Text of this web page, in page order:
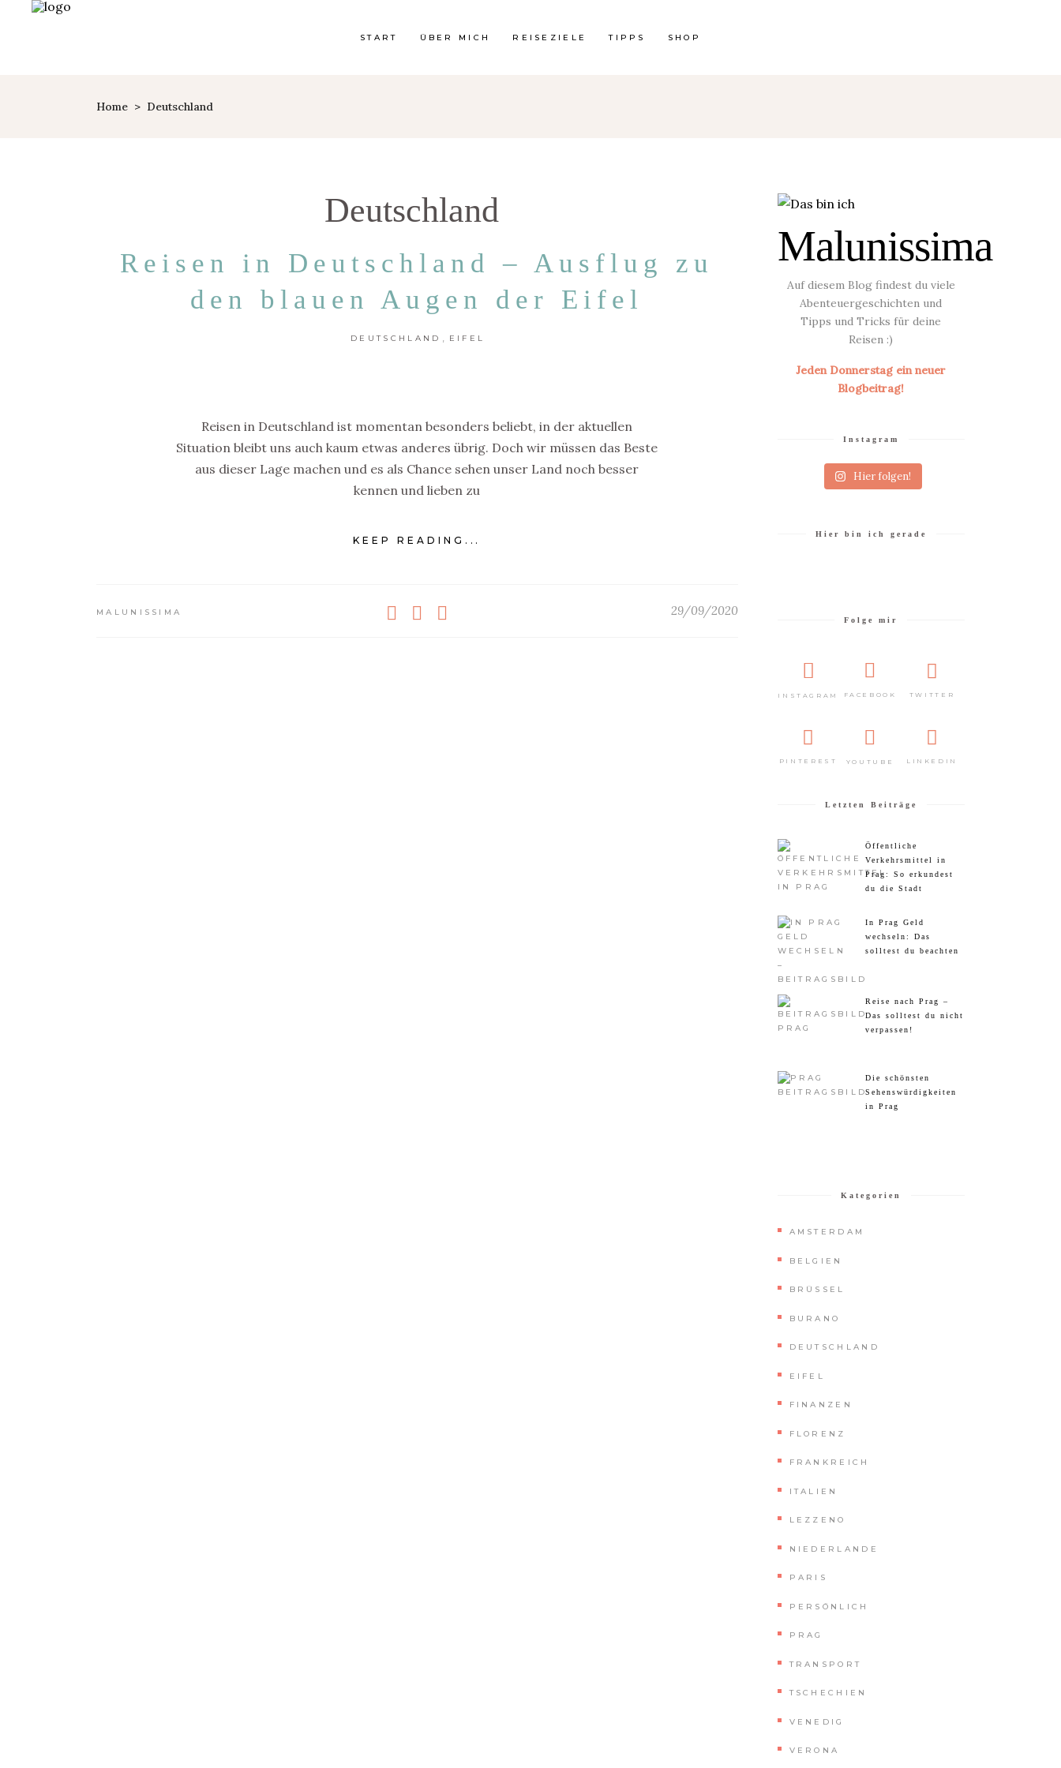
START ÜBER MICH REISEZIELE TIPPS SHOP
Home > Deutschland
Deutschland
Reisen in Deutschland – Ausflug zu
den blauen Augen der Eifel
DEUTSCHLAND EIFEL
Reisen in Deutschland ist momentan besonders beliebt, in der aktuellen
Situation bleibt uns auch kaum etwas anderes übrig. Doch wir müssen das Beste
aus dieser Lage machen und es als Chance sehen unser Land noch besser
kennen und lieben zu
KEEP READING...
MALUNISSIMA 29/09/2020
Malunissima
Auf diesem Blog findest du viele
Abenteuergeschichten und
Tipps und Tricks für deine
Reisen :)
Jeden Donnerstag ein neuer
Blogbeitrag!
Instagram
Hier folgen!
Hier bin ich gerade
Folge mir
INSTAGRAM FACEBOOK TWITTER
PINTEREST YOUTUBE LINKEDIN
Letzten Beiträge
Öffentliche
Verkehrsmittel in
Prag: So erkundest
du die Stadt
In Prag Geld
wechseln: Das
solltest du beachten
Reise nach Prag –
Das solltest du nicht
verpassen!
Die schönsten
Sehenswürdigkeiten
in Prag
Kategorien
AMSTERDAM
BELGIEN
BRÜSSEL
BURANO
DEUTSCHLAND
EIFEL
FINANZEN
FLORENZ
FRANKREICH
ITALIEN
LEZZENO
NIEDERLANDE
PARIS
PERSÖNLICH
PRAG
TRANSPORT
TSCHECHIEN
VENEDIG
VERONA